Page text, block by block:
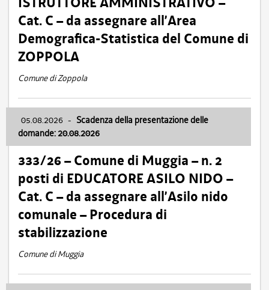
Cat. C – da assegnare all’Area
Demografica-Statistica del Comune di
ZOPPOLA
Comune di Zoppola
05.08.2026 - Scadenza della presentazione delle
domande: 20.08.2026
333/26 – Comune di Muggia – n. 2
posti di EDUCATORE ASILO NIDO –
Cat. C – da assegnare all’Asilo nido
comunale – Procedura di
stabilizzazione
Comune di Muggia